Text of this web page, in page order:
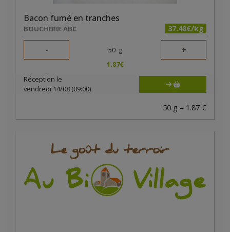
Bacon fumé en tranches
BOUCHERIE ABC 37.48€/kg
- 50 g +
1.87€
Réception le
vendredi 14/08 (09:00)
50 g = 1.87 €